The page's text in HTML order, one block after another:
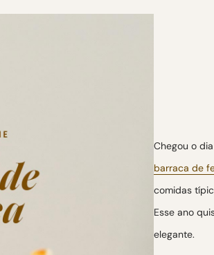
Chegou o
barraca de
comidas
Esse ano
elegante.